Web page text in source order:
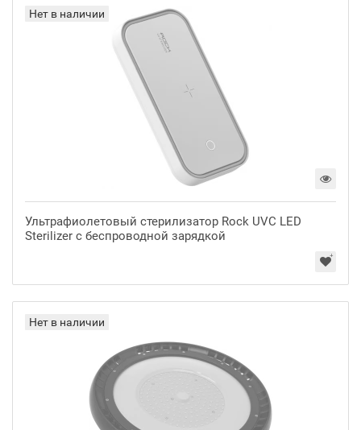
Нет в наличии
Ультрафиолетовый стерилизатор Rock UVC LED
Sterilizer с беспроводной зарядкой
Нет в наличии